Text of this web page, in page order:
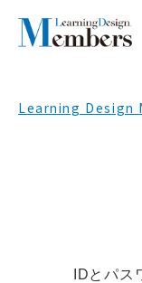
Learning Design
IDとパス